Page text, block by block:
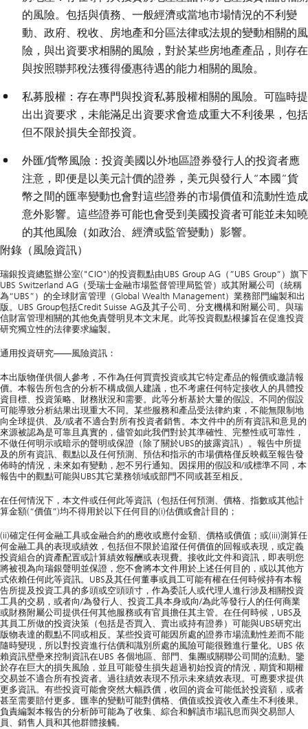
的風險。包括與債務、一般經濟或當地市場情況的不利變
動、政府、稅收、房地產和分區法律或法規的變動相關的風
險，與出資要求相關的風險，對於某些房地產產品，則存在
與按照聯邦稅法獲得優惠待遇的能力相關的風險。
私募股權：存在專門與投資私募股權相關的風險。可臨時提
出出資要求，未能滿足出資要求會造成重大不利後果，包括
但不限於損失全部投資。
外匯/貨幣風險：投資美國以外地區證券發行人的投資者應
注意，即便是以美元計價的證券，美元與發行人“本國”貨
幣之間的匯率變動也會對這些證券的市場價值和流動性造成
意外影響。這些證券可能也會受到美國投資者可能並未知曉
的其他風險（如政治、經濟或監管變動）影響。
附錄（風險資訊）
瑞銀投資總監辦公室("CIO")的投資觀點由UBS Group AG（”UBS Group”）旗下
UBS Switzerland AG（受瑞士金融市場監督管理局監管）或其附屬公司（統稱
為“UBS”）的全球財富管理（Global Wealth Management）業務部門編製和出
版。UBS Group包括Credit Suisse AG及其子公司、分支機構和附屬公司。與瑞
信財富管理相關的其他免責聲明見本文末尾。此等投資觀點根據旨在促進投資
研究獨立性的法律要求編製。
通用投資研究——風險資訊：
本出版物僅供個人參考，不作為任何買賣投資或其它特定產品的報價或邀請報
價。本報告所包含的分析不構成個人建議，也不考慮任何特定接收人的具體投
資目標、投資策略、財務狀況和需要。此等分析基於大量的假設。不同的假設
可能導致分析結果出現重大不同。某些服務和產品受法律約束，不能無限制地
向全球提供、及/或者不適合對所有投資者銷售。本文件中的所有資訊和意見的
來源被認為是可靠且真實的，儘管如此我們對於其準確性、完整性或可靠性，
不做任何明示或暗示的聲明或保證（除了關於UBS的披露資訊）。報告中所提
及的所有資訊、觀點以及任何預測、預估和指示的市場價格僅反映截至報告發
佈時的情況，未來如有變動，恕不另行通知。因採用的假設和/或標準不同，本
報告中的觀點可能與UBS其它業務領域或部門不同或甚至相反。
在任何情況下，本文件或任何此等資訊（包括任何預測、價格、指數或其他計
算金額(“價值”)均不得用於以下任何目的(i)估價或會計目的；
(ii)確定任何金融工具或金融合約的應收或應付金額、價格或價值；或(iii)測算任
何金融工具的表現或績效，包括但不限於追蹤任何價值的回報或表現，或定義
投資組合的資產配置或計算績效報酬或表現費。接收此文件和資訊，即表明您
將被視為向瑞銀聲明並保證，您不會將本文件用於上述任何目的，或以其他方
式依賴任何此等資訊。UBS及其任何董事或員工可能有權在任何時候持有本報
告所提及投資工具的多頭或空頭頭寸，作為委託人或代理人進行涉及相關投資
工具的交易，或者向/為發行人、投資工具本身或向/為此等發行人的任何商業
或財務附屬公司提供任何其他服務或有官員擔任其主管。在任何時候，UBS及
其員工所做的投資決策（包括是否買入、賣出或持有證券）可能與UBS研究出
版物表達的觀點不同或相反。某些投資可能因所處的證券市場流動性差而不能
隨時變現，所以對投資進行估價和識別所處的風險可能很難進行量化。UBS 依
賴資訊壁壘來控制資訊在UBS 各個地區、部門、集團或關聯公司間的流動。鑒
於存在巨大的損失風險，並且可能發生損失超過初始投資的情況，期貨和期權
交易並不適合所有投資者。過往績效表現不預示未來績效表現。可應要求提供
更多資訊。有些投資可能會突然大幅跌價，收回的資金可能低於投資額，或者
甚至需要賠付更多。匯率的變動可能對價格、價值或投資收入產生不利後果。
負責編製本報告的分析師可能為了收集、綜合和解讀市場訊息而與交易部人
員、銷售人員和其他群體接觸。